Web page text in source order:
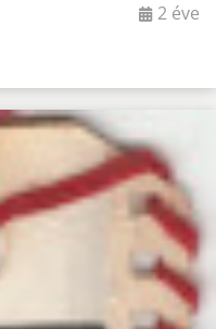
2 éve